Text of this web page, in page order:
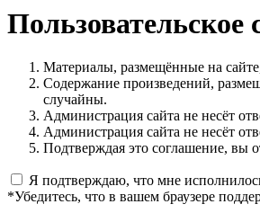
Пользовательское
Материалы, размещённые на
Содержание произведений,
случайны.
Администрация сайта не несёт
Администрация сайта не несёт
Подтверждая это соглашение, вы
Я подтверждаю, что мне
*Убедитесь, что в вашем браузере